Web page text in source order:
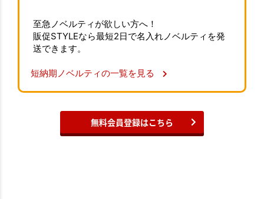
至急ノベルティが欲しい方へ！
販促STYLEなら最短2日で名入れノベルティを発
送できます。
短納期ノベルティの一覧を見る
無料会員登録はこちら